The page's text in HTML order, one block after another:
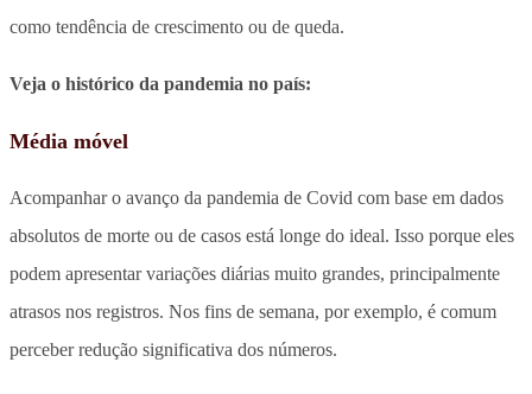
como tendência de crescimento ou de queda.
Veja o histórico da pandemia no país:
Média móvel
Acompanhar o avanço da pandemia de Covid com base em dados
absolutos de morte ou de casos está longe do ideal. Isso porque eles
podem apresentar variações diárias muito grandes, principalmente
atrasos nos registros. Nos fins de semana, por exemplo, é comum
perceber redução significativa dos números.